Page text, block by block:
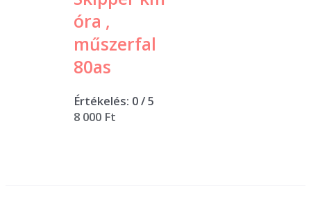
óra ,
műszerfal
80as
Értékelés: 0/ 5
8 000 Ft